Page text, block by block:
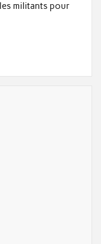
militants pour